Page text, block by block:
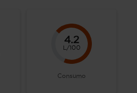
4.2
L/100
Consumo